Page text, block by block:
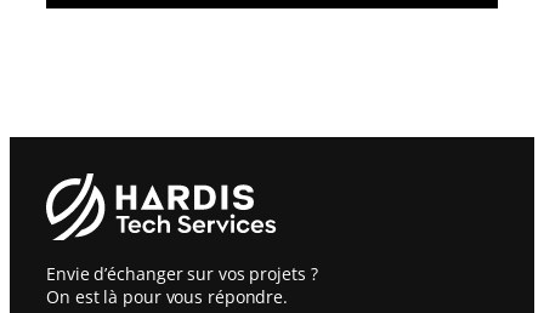
Envie d’échanger sur vos projets ?
On est là pour vous répondre.